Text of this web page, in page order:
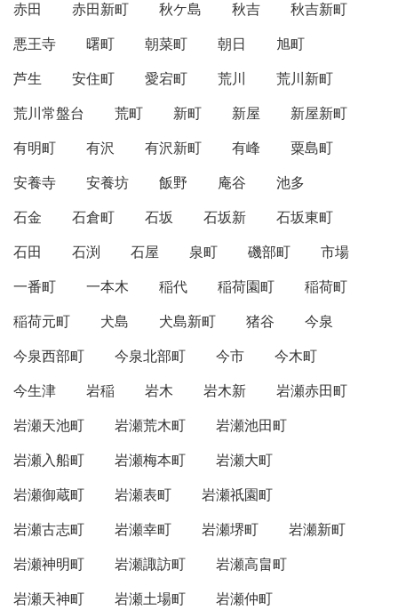
赤田
赤田新町 秋ケ島 秋吉
秋吉新町
悪王寺
曙町 朝菜町 朝日
旭町
芦生
安住町 愛宕町 荒川
荒川新町
荒川常盤台
荒町 新町 新屋
新屋新町
有明町
有沢 有沢新町 有峰
粟島町
安養寺
安養坊 飯野 庵谷
池多
石金
石倉町 石坂 石坂新
石坂東町
石田
石渕 石屋 泉町 磯部町
市場
一番町
一本木 稲代 稲荷園町
稲荷町
稲荷元町
犬島 犬島新町 猪谷
今泉
今泉西部町
今泉北部町 今市
今木町
今生津
岩稲 岩木 岩木新
岩瀬赤田町
岩瀬天池町
岩瀬荒木町
岩瀬池田町
岩瀬入船町
岩瀬梅本町
岩瀬大町
岩瀬御蔵町
岩瀬表町
岩瀬祇園町
岩瀬古志町
岩瀬幸町 岩瀬堺町
岩瀬新町
岩瀬神明町
岩瀬諏訪町
岩瀬高畠町
岩瀬天神町
岩瀬土場町
岩瀬仲町